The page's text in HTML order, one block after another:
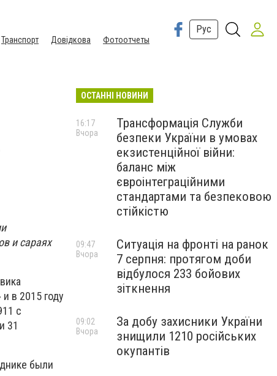
Транспорт Довідкова Фотоотчеты
Рус
и сараях
в 2015 году
с
31
были
ОСТАННІ НОВИНИ
Трансформація Служби
безпеки України в умовах
екзистенційної війни:
баланс між
євроінтеграційними
стандартами та безпековою
стійкістю
16:17
Вчора
Ситуація на фронті на ранок
7 серпня: протягом доби
відбулося 233 бойових
зіткнення
09:47
Вчора
За добу захисники України
знищили 1210 російських
окупантів
09:02
Вчора